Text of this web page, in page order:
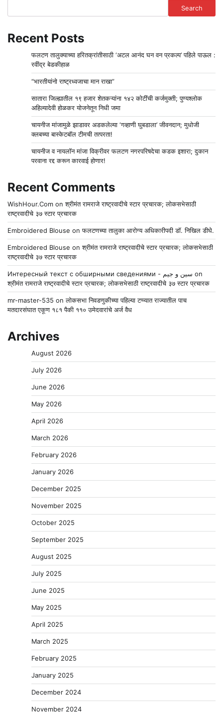
Search
Recent Posts
फलटण तालुक्याच्या हरितक्रांतीसाठी ‘अटल आनंद घन वन प्रकल्प’ पहिले पाऊल :
रवींद्र बेडकीहाळ
“भारतीयांनो राष्ट्रध्वजाचा मान राखा”
सातारा जिल्ह्यातील १९ हजार शेतकऱ्यांना १४२ कोटींची कर्जमुक्ती; पुण्यश्लोक
अहिल्यादेवी होळकर योजनेतून निधी जमा
चायनीज मांजामुळे झाडावर अडकलेल्या ‘गव्हाणी घुबडाला’ जीवनदान; मुधोजी
क्लबच्या बास्केटबॉल टीमची तत्परता!
चायनीज व नायलॉन मांजा विक्रीवर फलटण नगरपरिषदेचा कडक इशारा; दुकान
परवाना रद्द करून कारवाई होणार!
Recent Comments
WishHour.Com onश्रीमंत रामराजे राष्ट्रवादीचे स्टार प्रचारक; लोकसभेसाठी
राष्ट्रवादीचे ३७ स्टार प्रचारक
Embroidered Blouse onफलटणच्या तालुका आरोग्य अधिकारीपदी डॉ. निखिल डीघे.
Embroidered Blouse onश्रीमंत रामराजे राष्ट्रवादीचे स्टार प्रचारक; लोकसभेसाठी
राष्ट्रवादीचे ३७ स्टार प्रचारक
Интересный текст с обширными сведениями - سين و جيم on
श्रीमंत रामराजे राष्ट्रवादीचे स्टार प्रचारक; लोकसभेसाठी राष्ट्रवादीचे ३७ स्टार प्रचारक
mr-master-535 onलोकसभा निवडणुकीच्या पहिल्या टप्प्यात राज्यातील पाच
मतदारसंघात एकूण १८१ पैकी ११० उमेदवारांचे अर्ज वैध
Archives
August 2026
July 2026
June 2026
May 2026
April 2026
March 2026
February 2026
January 2026
December 2025
November 2025
October 2025
September 2025
August 2025
July 2025
June 2025
May 2025
April 2025
March 2025
February 2025
January 2025
December 2024
November 2024